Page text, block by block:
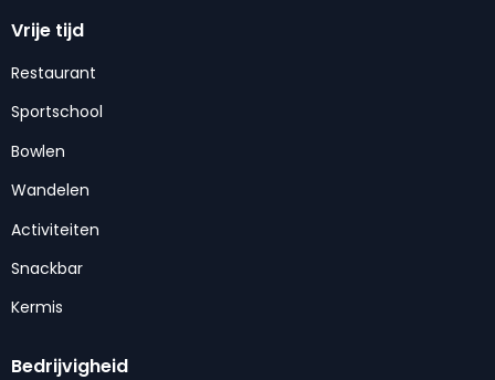
Vrije tijd
Restaurant
Sportschool
Bowlen
Wandelen
Activiteiten
Snackbar
Kermis
Bedrijvigheid